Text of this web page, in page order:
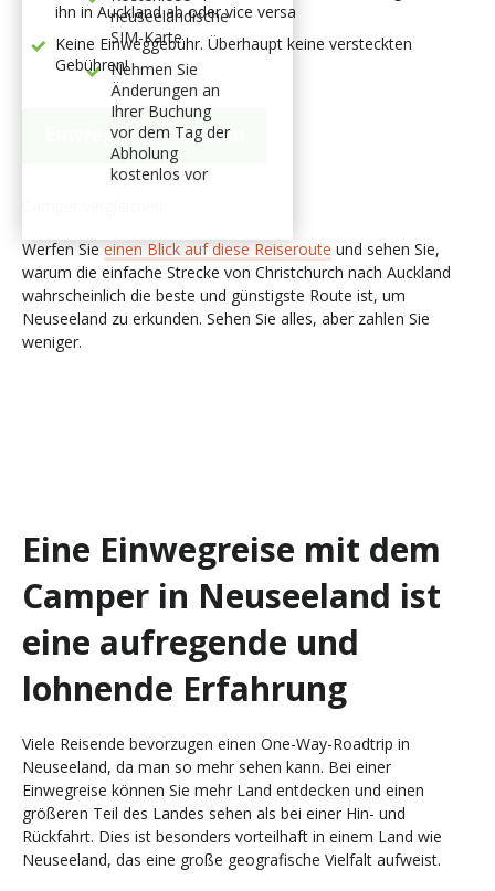
neuseeländische
SIM-Karte
Nehmen Sie
Änderungen an
Ihrer Buchung
vor dem Tag der
Abholung
kostenlos vor
ihn in Auckland ab oder vice versa
Keine Einweggebühr. Überhaupt keine versteckten
Gebühren!
Einweg jetzt buchen
Werfen Sie einen Blick auf diese Reiseroute und sehen Sie,
warum die einfache Strecke von Christchurch nach Auckland
wahrscheinlich die beste und günstigste Route ist, um
Neuseeland zu erkunden. Sehen Sie alles, aber zahlen Sie
weniger.
Eine Einwegreise mit dem
Camper in Neuseeland ist
eine aufregende und
lohnende Erfahrung
Viele Reisende bevorzugen einen One-Way-Roadtrip in
Neuseeland, da man so mehr sehen kann. Bei einer
Einwegreise können Sie mehr Land entdecken und einen
größeren Teil des Landes sehen als bei einer Hin- und
Rückfahrt. Dies ist besonders vorteilhaft in einem Land wie
Neuseeland, das eine große geografische Vielfalt aufweist.